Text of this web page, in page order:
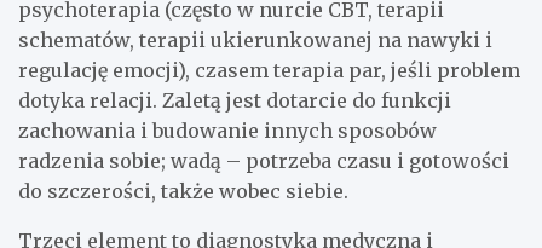
psychoterapia (często w nurcie CBT, terapii
schematów, terapii ukierunkowanej na nawyki i
regulację emocji), czasem terapia par, jeśli problem
dotyka relacji. Zaletą jest dotarcie do funkcji
zachowania i budowanie innych sposobów
radzenia sobie; wadą – potrzeba czasu i gotowości
do szczerości, także wobec siebie.
Trzeci element to diagnostyka medyczna i